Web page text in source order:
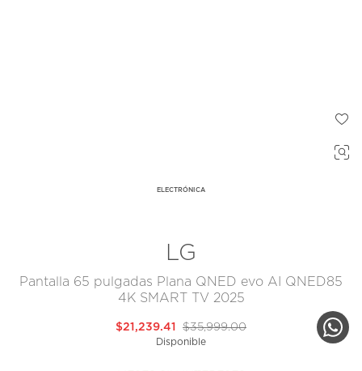
ELECTRÓNICA
LG
Pantalla 65 pulgadas Plana QNED evo AI QNED85
4K SMART TV 2025
$35,999.00
$21,239.41
Disponible